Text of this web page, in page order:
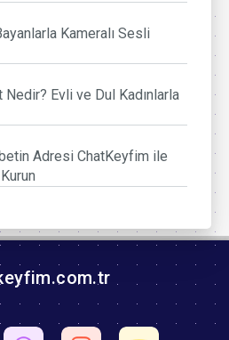
Kameralı Sesli
Evli ve Dul Kadınlarla
Adresi ChatKeyfim ile